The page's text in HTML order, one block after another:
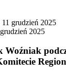
grudzień 2025
2025
Woźniak